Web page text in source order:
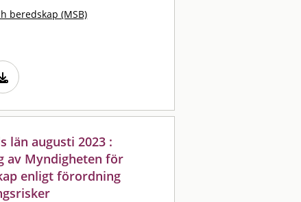
beredskap (MSB)
län augusti 2023 :
av Myndigheten för
enligt förordning